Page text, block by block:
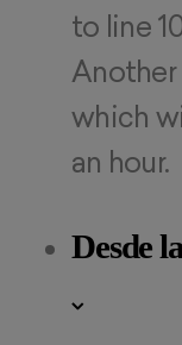
to line
Another
which
an hour.
Desde